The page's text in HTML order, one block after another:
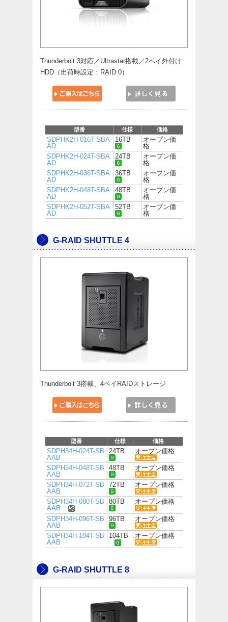
Thunderbolt 3対応／Ultrastar搭載／2ベイ外付け
HDD（出荷時設定：RAID 0）
型番 仕様 価格
SDPHK2H-016T-SBA
AD
16TB
オープン価
格
SDPHK2H-024T-SBA
AD
24TB
オープン価
格
SDPHK2H-036T-SBA
AD
36TB
オープン価
格
SDPHK2H-048T-SBA
AD
48TB
オープン価
格
SDPHK2H-052T-SBA
AD
52TB
オープン価
格
G-RAID SHUTTLE 4
Thunderbolt 3搭載、4ベイRAIDストレージ
型番 仕様 価格
SDPH34H-024T-SB
AAB
24TB オープン価格
SDPH34H-048T-SB
AAB
48TB オープン価格
SDPH34H-072T-SB
AAB
72TB オープン価格
SDPH34H-080T-SB
AAB
80TB オープン価格
SDPH34H-096T-SB
AAB
96TB オープン価格
SDPH34H-104T-SB
AAB
104TB オープン価格
G-RAID SHUTTLE 8